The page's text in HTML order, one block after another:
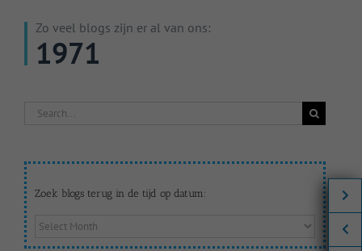
Zo veel blogs zijn er al van ons:
1971
Search
Zoek blogs terug in de tijd op datum:
Zoek